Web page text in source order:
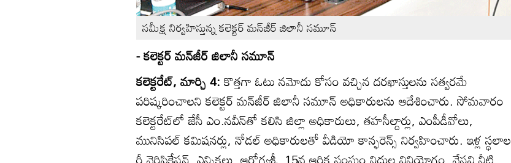
సమీక్ష నిర్వహిస్తున్న కలెక్టర్‌ మన్‌జీర్‌ జిలానీ సమూన్‌
- కలెక్టర్‌ మన్‌జీర్‌ జిలానీ సమూన్‌
కలెక్టరేట్‌, మార్చి 4:కొత్తగా ఓటు నమోదు కోసం వచ్చిన దరఖాస్తులను సత్వరమే
పరిష్కరించాలని కలెక్టర్‌ మన్‌జీర్‌ జిలానీ సమూన్‌ అధికారులను ఆదేశించారు. సోమవారం
కలెక్టరేట్‌లో జేసీ ఎం.నవీన్‌తో కలిసి జిల్లా అధికారులు, తహసీల్దార్లు, ఎంపీడీవోలు,
మునిసిపల్‌ కమిషనర్లు, నోడల్‌ అధికారులతో వీడియో కాన్ఫరెన్స్‌ నిర్వహించారు. ఇళ్ల స్థలాల